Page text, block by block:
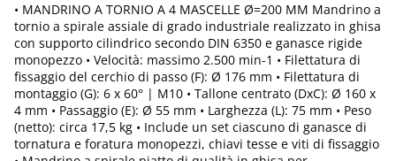
• MANDRINO A TORNIO A 4 MASCELLE Ø=200 MM Mandrino a
tornio a spirale assiale di grado industriale realizzato in ghisa
con supporto cilindrico secondo DIN 6350 e ganasce rigide
monopezzo • Velocità: massimo 2.500 min-1 • Filettatura di
fissaggio del cerchio di passo (F): Ø 176 mm • Filettatura di
montaggio (G): 6 x 60° | M10 • Tallone centrato (DxC): Ø 160 x
4 mm • Passaggio (E): Ø 55 mm • Larghezza (L): 75 mm • Peso
(netto): circa 17,5 kg • Include un set ciascuno di ganasce di
tornatura e foratura monopezzi, chiavi tesse e viti di fissaggio